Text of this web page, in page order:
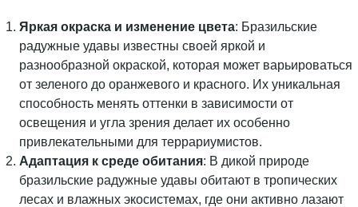
Яркая окраска и изменение цвета: Бразильские
радужные удавы известны своей яркой и
разнообразной окраской, которая может варьироваться
от зеленого до оранжевого и красного. Их уникальная
способность менять оттенки в зависимости от
освещения и угла зрения делает их особенно
привлекательными для террариумистов.
Адаптация к среде обитания: В дикой природе
бразильские радужные удавы обитают в тропических
лесах и влажных экосистемах, где они активно лазают